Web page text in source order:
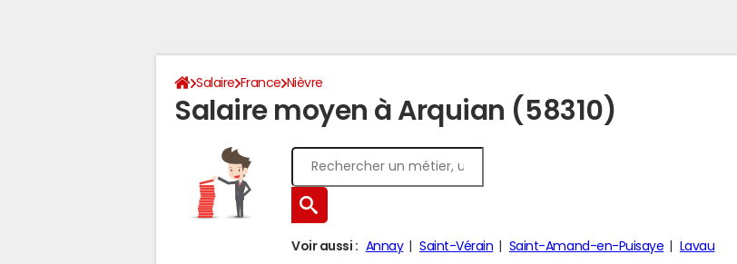
Salaire France Nièvre
Salaire moyen à Arquian (58310)
Voir aussi : Annay Saint-Vérain Saint-Amand-en-Puisaye Lavau